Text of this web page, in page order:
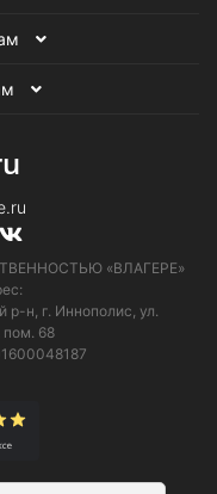
«ВЛАГЕРЕ»
р-н, г. Иннополис, ул.
пом. 68